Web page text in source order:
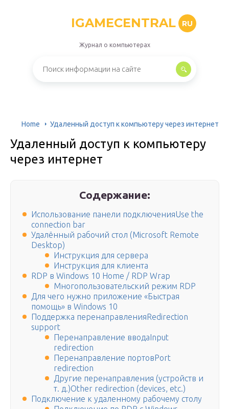
IGAMECENTRAL RU
Журнал о компьютерах
Home Удаленный доступ к компьютеру через интернет
Удаленный доступ к компьютеру
через интернет
Содержание:
Использование панели подключенияUse the
connection bar
Удалённый рабочий стол (Microsoft Remote
Desktop)
Инструкция для сервера
Инструкция для клиента
RDP в Windows 10 Home / RDP Wrap
Многопользовательский режим RDP
Для чего нужно приложение «Быстрая
помощь» в Windows 10
Поддержка перенаправленияRedirection
support
Перенаправление вводаInput
redirection
Перенаправление портовPort
redirection
Другие перенаправления (устройств и
т. д.)Other redirection (devices, etc.)
Подключение к удаленному рабочему столу